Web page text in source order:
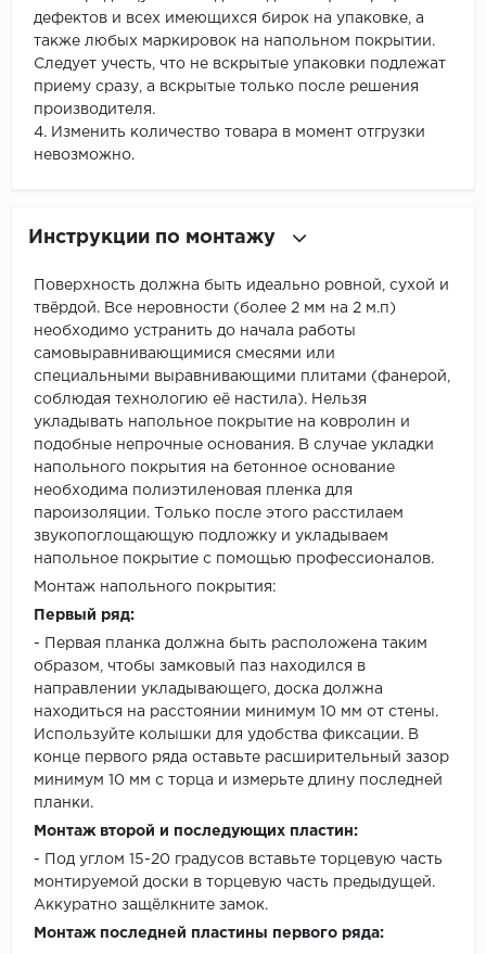
дефектов и всех имеющихся бирок на упаковке, а
также любых маркировок на напольном покрытии.
Следует учесть, что не вскрытые упаковки подлежат
приему сразу, а вскрытые только после решения
производителя.
4. Изменить количество товара в момент отгрузки
невозможно.
Инструкции по монтажу
Поверхность должна быть идеально ровной, сухой и
твёрдой. Все неровности (более 2 мм на 2 м.п)
необходимо устранить до начала работы
самовыравнивающимися смесями или
специальными выравнивающими плитами (фанерой,
соблюдая технологию её настила). Нельзя
укладывать напольное покрытие на ковролин и
подобные непрочные основания. В случае укладки
напольного покрытия на бетонное основание
необходима полиэтиленовая пленка для
пароизоляции. Только после этого расстилаем
звукопоглощающую подложку и укладываем
напольное покрытие с помощью профессионалов.
Монтаж напольного покрытия:
Первый ряд:
- Первая планка должна быть расположена таким
образом, чтобы замковый паз находился в
направлении укладывающего, доска должна
находиться на расстоянии минимум 10 мм от стены.
Используйте колышки для удобства фиксации. В
конце первого ряда оставьте расширительный зазор
минимум 10 мм с торца и измерьте длину последней
планки.
Монтаж второй и последующих пластин:
- Под углом 15-20 градусов вставьте торцевую часть
монтируемой доски в торцевую часть предыдущей.
Аккуратно защёлкните замок.
Монтаж последней пластины первого ряда: